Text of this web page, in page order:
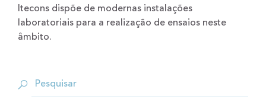
Itecons dispõe de modernas instalações
laboratoriais para a realização de ensaios neste
âmbito.